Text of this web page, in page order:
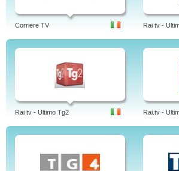
Corriere TV Rai tv -
Rai tv - Ultimo Tg2 Rai.tv -